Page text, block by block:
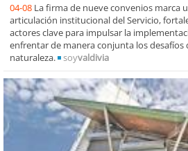
04-08 La firma de nueve convenios marca
articulación institucional del Servicio,
actores clave para impulsar la
enfrentar de manera conjunta los desafíos
naturaleza.
soyvaldivia